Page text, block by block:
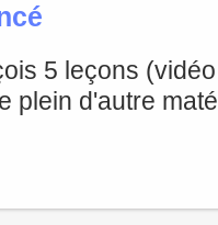
5 leçons
plein d'autre